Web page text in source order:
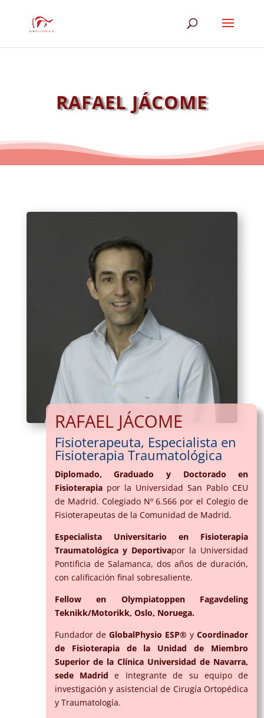
RAFAEL JÁCOME
RAFAEL JÁCOME
Fisioterapeuta, Especialista en
Fisioterapia Traumatológica
Diplomado, Graduado y Doctorado en
Fisioterapiapor la Universidad San Pablo CEU
de Madrid. Colegiado Nº 6.566 por el Colegio de
Fisioterapeutas de la Comunidad de Madrid.
Especialista Universitario en Fisioterapia
Traumatológica y Deportivapor la Universidad
Pontificia de Salamanca, dos años de duración,
con calificación final sobresaliente.
Fellow en Olympiatoppen Fagavdeling
Teknikk/Motorikk, Oslo, Noruega.
Fundador de GlobalPhysio ESP®yCoordinador
de Fisioterapia de la Unidad de Miembro
Superior de la Clínica Universidad de Navarra,
sede Madride Integrante de su equipo de
investigación y asistencial de Cirugía Ortopédica
y Traumatología.